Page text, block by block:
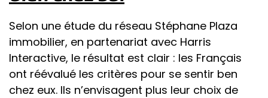
Selon une étude du réseau Stéphane Plaza
immobilier, en partenariat avec Harris
Interactive, le résultat est clair : les Français
ont réévalué les critères pour se sentir ben
chez eux. Ils n’envisagent plus leur choix de